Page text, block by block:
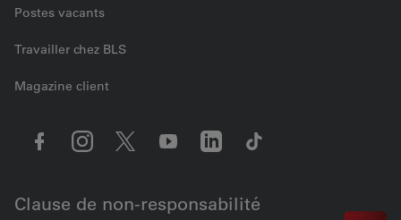
Postes vacants
Travailler chez BLS
Magazine client
Clause de non-responsabilité